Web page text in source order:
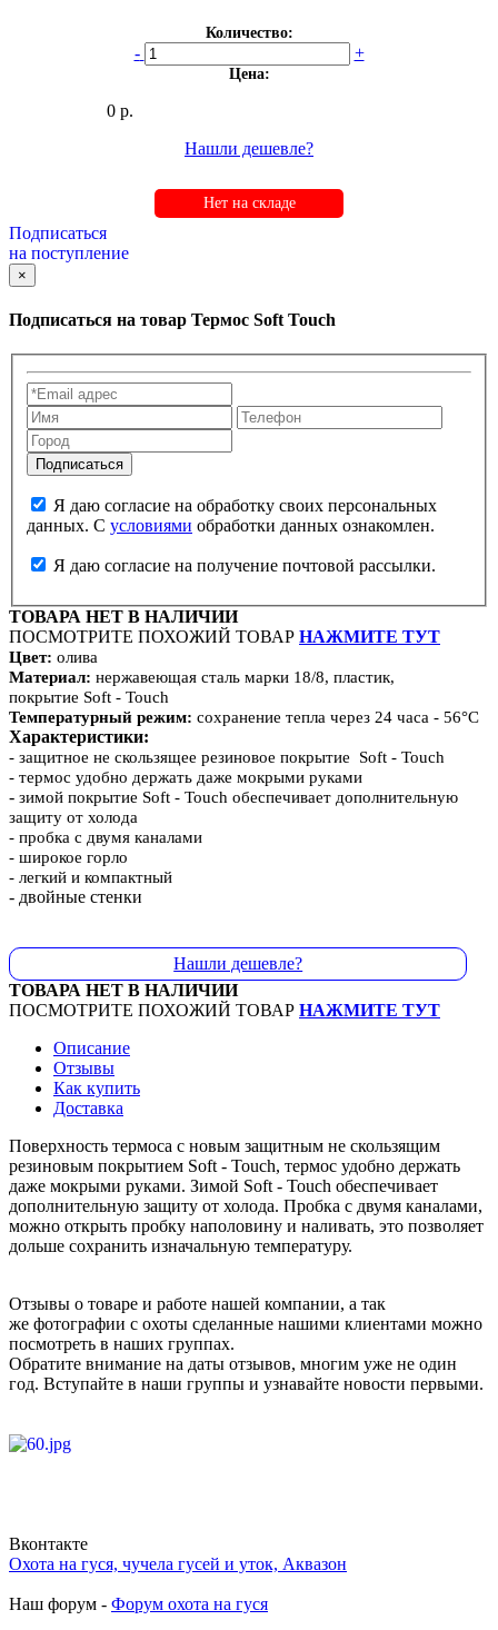
Количество:
- +
Цена:
0 р.
Нашли дешевле?
Нет на складе
Подписаться
на поступление
×
Подписаться на товар Термос Soft Touch
данных. С условиями обработки данных ознакомлен.
Я даю согласие на получение почтовой рассылки.
ТОВАРА НЕТ В НАЛИЧИИ
ПОСМОТРИТЕ ПОХОЖИЙ ТОВАР НАЖМИТЕ ТУТ
Цвет: олива
Материал: нержавеющая сталь марки 18/8, пластик,
покрытие Soft - Touch
Температурный режим: сохранение тепла через 24 часа - 56°С
Характеристики:
- защитное не скользящее резиновое покрытие Soft - Touch
- термос удобно держать даже мокрыми руками
- зимой покрытие Soft - Touch обеспечивает дополнительную
защиту от холода
- пробка с двумя каналами
- широкое горло
- легкий и компактный
- двойные стенки
Нашли дешевле?
ТОВАРА НЕТ В НАЛИЧИИ
ПОСМОТРИТЕ ПОХОЖИЙ ТОВАР НАЖМИТЕ ТУТ
Описание
Отзывы
Как купить
Доставка
Поверхность термоса с новым защитным не скользящим
резиновым покрытием Soft - Touch, термос удобно держать
даже мокрыми руками. Зимой Soft - Touch обеспечивает
дополнительную защиту от холода. Пробка с двумя каналами,
можно открыть пробку наполовину и наливать, это позволяет
дольше сохранить изначальную температуру.
Отзывы о товаре и работе нашей компании, а так
же фотографии с охоты сделанные нашими клиентами можно
посмотреть в наших группах.
Обратите внимание на даты отзывов, многим уже не один
год. Вступайте в наши группы и узнавайте новости первыми.
Вконтакте
Охота на гуся, чучела гусей и уток, Аквазон
Наш форум - Форум охота на гуся